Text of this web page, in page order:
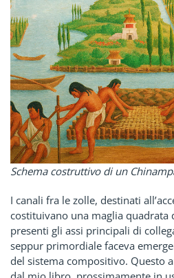
Schema costruttivo di un
I canali fra le zolle, destinati
costituivano una maglia quadrata
presenti gli assi principali di
seppur primordiale faceva
del sistema compositivo. Questo